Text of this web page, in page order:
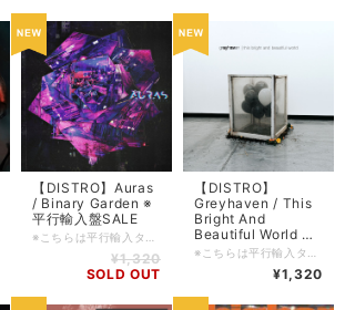
【DISTRO】Auras
/ Binary Garden ※
平行輸入盤SALE
¥1,320
SOLD OUT
【DISTRO】
Greyhaven / This
Bright And
Beautiful World ※
平行輸入盤SALE
¥1,320